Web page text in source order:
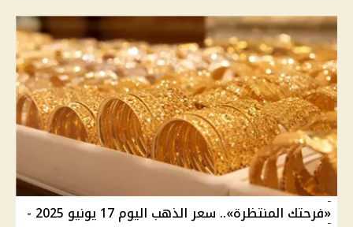
«فرحتك المنتظرة».. سعر الذهب اليوم 17 يونيو 2025 -